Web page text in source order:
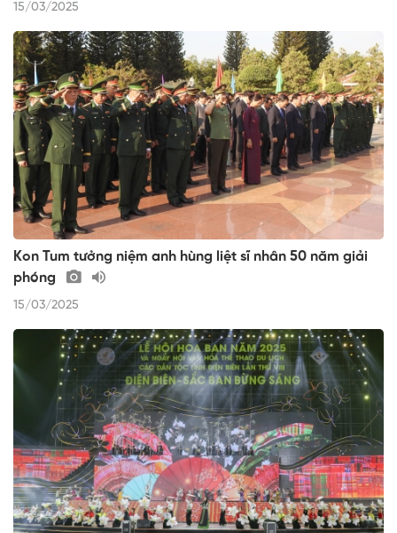
15/03/2025
Kon Tum tưởng niệm anh hùng liệt sĩ nhân 50 năm giải
phóng
15/03/2025